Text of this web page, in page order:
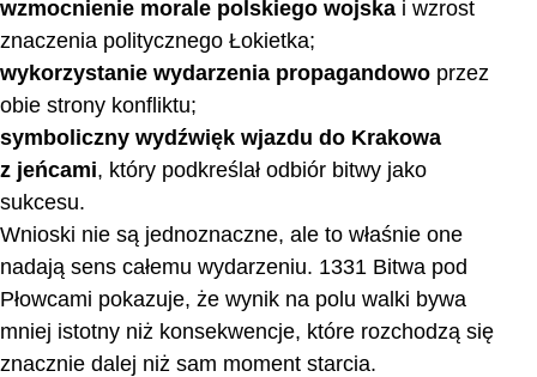
wzmocnienie morale polskiego wojska i wzrost
znaczenia politycznego Łokietka;
wykorzystanie wydarzenia propagandowo przez
obie strony konfliktu;
symboliczny wydźwięk wjazdu do Krakowa
z jeńcami, który podkreślał odbiór bitwy jako
sukcesu.
Wnioski nie są jednoznaczne, ale to właśnie one
nadają sens całemu wydarzeniu. 1331 Bitwa pod
Płowcami pokazuje, że wynik na polu walki bywa
mniej istotny niż konsekwencje, które rozchodzą się
znacznie dalej niż sam moment starcia.